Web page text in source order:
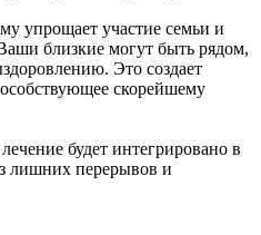
упрощает участие семьи и
близкие могут быть рядом,
Это создает
скорейшему
будет интегрировано в
лишних перерывов и